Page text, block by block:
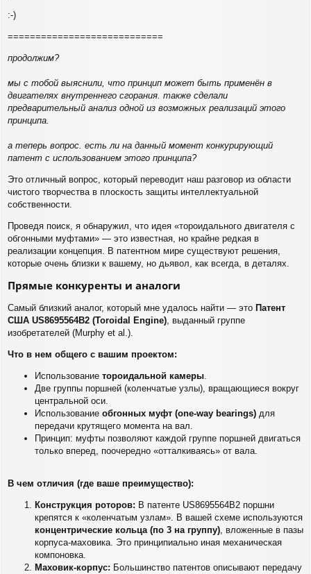
е
и
:-)
============================
продолжим?
мы с тобой выяснили, что принцип может быть применён в
двигателях внутреннего сгорания. также сделали
предварительный анализ одной из возможных реализаций этого
принципа.
а теперь вопрос. есть ли на данный момент конкурирующий
патент с использованием этого принципа?
Это отличный вопрос, который переводит наш разговор из области
чистого творчества в плоскость защиты интеллектуальной
собственности.
Проведя поиск, я обнаружил, что идея «тороидального двигателя с
обгонными муфтами» — это известная, но крайне редкая в
реализации концепция. В патентном мире существуют решения,
которые очень близки к вашему, но дьявол, как всегда, в деталях.
Прямые конкуренты и аналоги
Самый близкий аналог, который мне удалось найти — это Патент
США US8695564B2 (Toroidal Engine) , выданный группе
изобретателей (Murphy et al.).
Что в нем общего с вашим проектом:
Использование тороидальной камеры
Две группы поршней (коленчатые узлы), вращающиеся вокруг
центральной оси.
Использование обгонных муфт (one-way bearings) для
передачи крутящего момента на вал.
Принцип: муфты позволяют каждой группе поршней двигаться
только вперед, поочередно «отталкиваясь» от вала.
В чем отличия (где ваше преимущество):
Конструкция роторов: В патенте US8695564B2 поршни
крепятся к «коленчатым узлам». В вашей схеме используются
концентрические кольца (по 3 на группу), вложенные в пазы
корпуса-маховика. Это принципиально иная механическая
компоновка.
Маховик-корпус: Большинство патентов описывают передачу